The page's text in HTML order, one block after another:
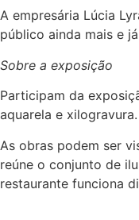
A empresária Lúcia
público ainda mais e
Sobre a exposição
Participam da
aquarela e
As obras podem ser
reúne o conjunto de
restaurante funciona